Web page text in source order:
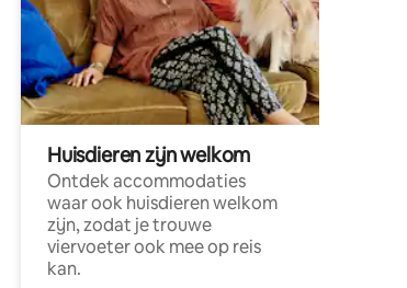
Huisdieren zijn welkom
Ontdek accommodaties
waar ook huisdieren welkom
zijn, zodat je trouwe
viervoeter ook mee op reis
kan.